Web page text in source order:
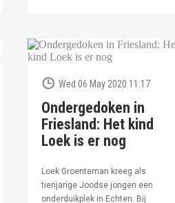
Wed 06 May 2020 11:17
Ondergedoken in
Friesland: Het kind
Loek is er nog
Loek Groenteman kreeg als
tienjarige Joodse jongen een
onderduikplek in Echten. Bij